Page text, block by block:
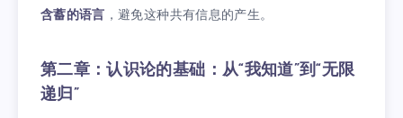
含蓄的语言 ，避免这种共有信息的产生。
第二章：认识论的基础：从“我知道”到“无限
递归”